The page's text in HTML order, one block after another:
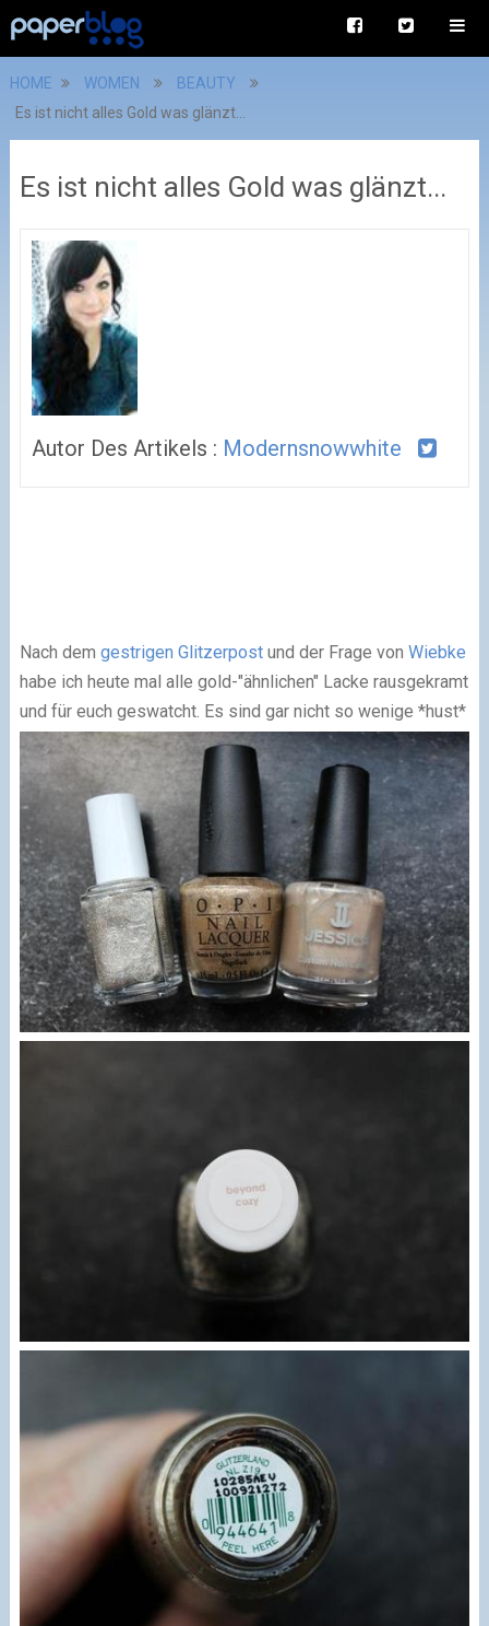
HOME WOMEN
BEAUTY
Es ist nicht alles Gold was glänzt...
Es ist nicht alles Gold was glänzt...
Autor Des Artikels : Modernsnowwhite
Nach dem gestrigen Glitzerpostund der Frage von Wiebke
habe ich heute mal alle gold-"ähnlichen" Lacke rausgekramt
und für euch geswatcht. Es sind gar nicht so wenige *hust*